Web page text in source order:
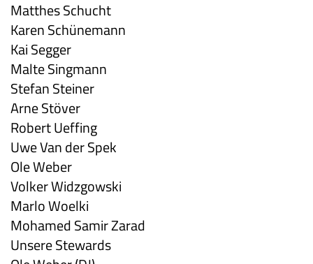
Matthes Schucht
Karen Schünemann
Kai Segger
Malte Singmann
Stefan Steiner
Arne Stöver
Robert Ueffing
Uwe Van der Spek
Ole Weber
Volker Widzgowski
Marlo Woelki
Mohamed Samir Zarad
Unsere Stewards